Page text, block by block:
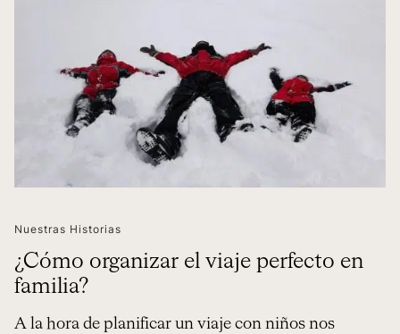
Nuestras Historias
¿Cómo organizar el viaje perfecto en
familia?
A la hora de planificar un viaje con niños nos